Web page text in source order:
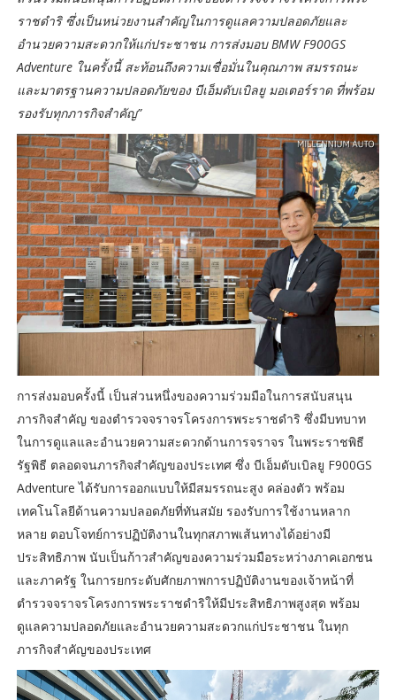
ราชดำริ ซึ่งเป็นหน่วยงานสำคัญในการดูแลความปลอดภัยและ
อำนวยความสะดวกให้แก่ประชาชน การส่งมอบ BMW F900GS
Adventure ในครั้งนี้ สะท้อนถึงความเชื่อมั่นในคุณภาพ สมรรถนะ
และมาตรฐานความปลอดภัยของ บีเอ็มดับเบิลยู มอเตอร์ราด ที่พร้อม
รองรับทุกภารกิจสำคัญ”
การส่งมอบครั้งนี้ เป็นส่วนหนึ่งของความร่วมมือในการสนับสนุน
ภารกิจสำคัญ ของตำรวจจราจรโครงการพระราชดำริ ซึ่งมีบทบาท
ในการดูแลและอำนวยความสะดวกด้านการจราจร ในพระราชพิธี
รัฐพิธี ตลอดจนภารกิจสำคัญของประเทศ ซึ่ง บีเอ็มดับเบิลยู F900GS
Adventure ได้รับการออกแบบให้มีสมรรถนะสูง คล่องตัว พร้อม
เทคโนโลยีด้านความปลอดภัยที่ทันสมัย รองรับการใช้งานหลาก
หลาย ตอบโจทย์การปฏิบัติงานในทุกสภาพเส้นทางได้อย่างมี
ประสิทธิภาพ นับเป็นก้าวสำคัญของความร่วมมือระหว่างภาคเอกชน
และภาครัฐ ในการยกระดับศักยภาพการปฏิบัติงานของเจ้าหน้าที่
ตำรวจจราจรโครงการพระราชดำริให้มีประสิทธิภาพสูงสุด พร้อม
ดูแลความปลอดภัยและอำนวยความสะดวกแก่ประชาชน ในทุก
ภารกิจสำคัญของประเทศ